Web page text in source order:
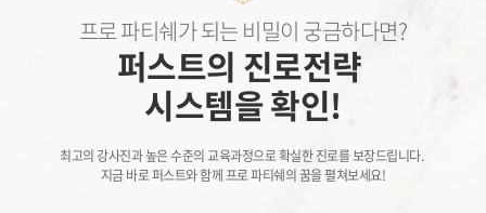
프로 파티쉐가 되는 비밀이 궁금하다면?
퍼스트의 진로전략
시스템을 확인!
최고의 강사진과 높은 수준의 교육과정으로 확실한 진로를 보장드립니다.
지금 바로 퍼스트와 함께 프로 파티쉐의 꿈을 펼쳐보세요!